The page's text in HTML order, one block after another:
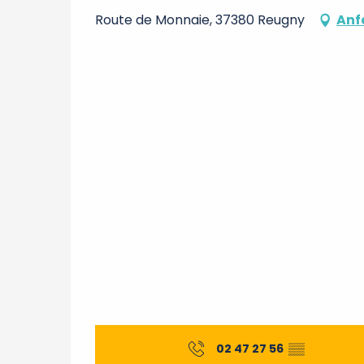
Route de Monnaie, 37380 Reugny
02 47 27 56 ▒▒